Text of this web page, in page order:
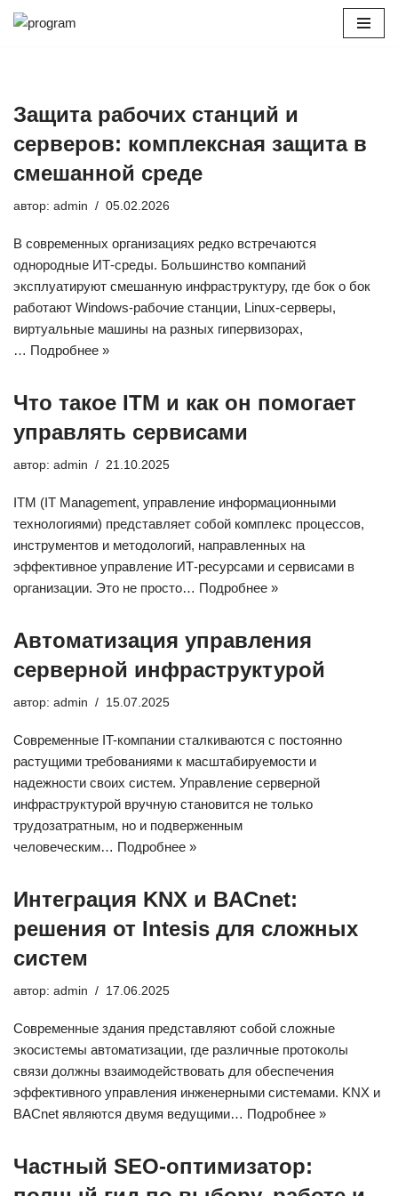
Защита рабочих станций и
серверов: комплексная защита в
смешанной среде
автор: admin 05.02.2026
В современных организациях редко встречаются
однородные ИТ-среды. Большинство компаний
эксплуатируют смешанную инфраструктуру, где бок о бок
работают Windows-рабочие станции, Linux-серверы,
виртуальные машины на разных гипервизорах,
… Подробнее »
Что такое ITM и как он помогает
управлять сервисами
автор: admin 21.10.2025
ITM (IT Management, управление информационными
технологиями) представляет собой комплекс процессов,
инструментов и методологий, направленных на
эффективное управление ИТ-ресурсами и сервисами в
организации. Это не просто… Подробнее »
Автоматизация управления
серверной инфраструктурой
автор: admin 15.07.2025
Современные IT-компании сталкиваются с постоянно
растущими требованиями к масштабируемости и
надежности своих систем. Управление серверной
инфраструктурой вручную становится не только
трудозатратным, но и подверженным
человеческим… Подробнее »
Интеграция KNX и BACnet:
решения от Intesis для сложных
систем
автор: admin 17.06.2025
Современные здания представляют собой сложные
экосистемы автоматизации, где различные протоколы
связи должны взаимодействовать для обеспечения
эффективного управления инженерными системами. KNX и
BACnet являются двумя ведущими… Подробнее »
Частный SEO-оптимизатор: